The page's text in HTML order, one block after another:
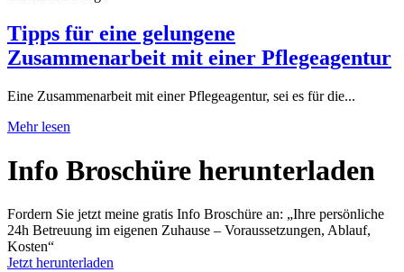
Tipps für eine gelungene
Zusammenarbeit mit einer Pflegeagentur
Eine Zusammenarbeit mit einer Pflegeagentur, sei es für die...
Mehr lesen
Info Broschüre herunter­laden
Fordern Sie jetzt meine gratis Info Broschüre an: „Ihre persönliche
24h Betreuung im eigenen Zuhause – Voraussetzungen, Ablauf,
Kosten“
Jetzt herunterladen